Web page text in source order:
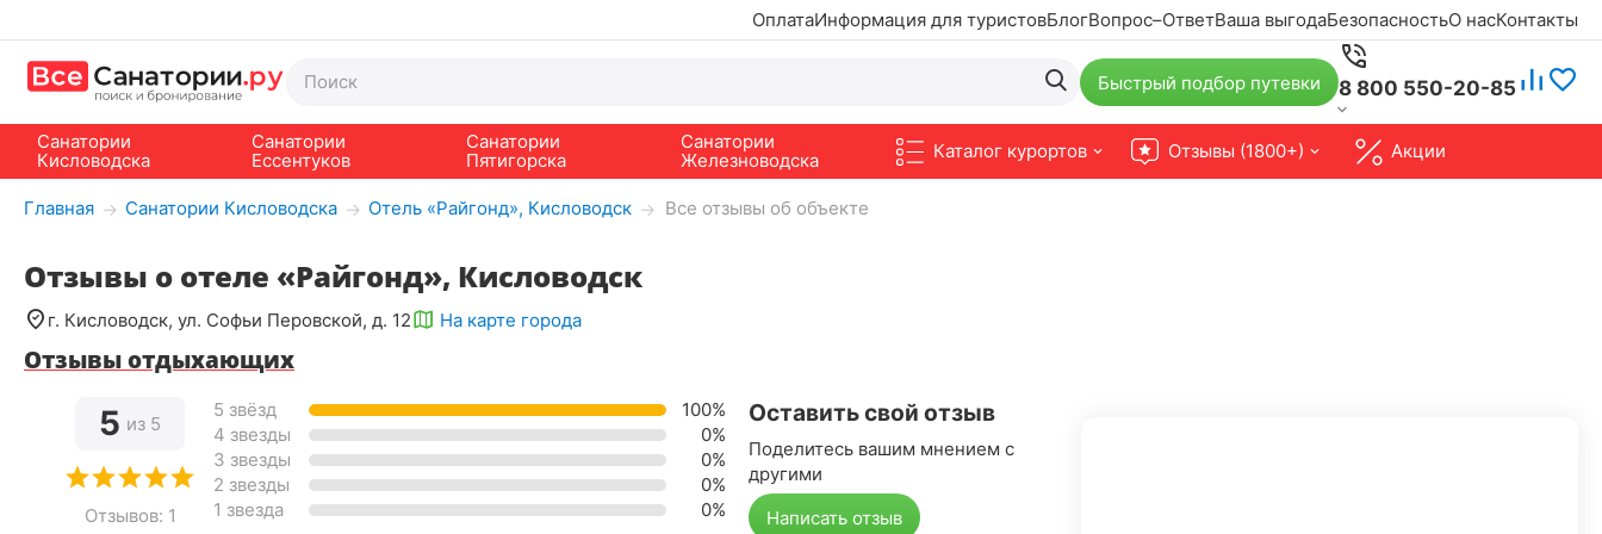
ОплатаИнформация для туристовБлогВопрос–ОтветВаша выгодаБезопасностьО насКонтакты
Быстрый подбор путевки 8 800 550-20-85
Санатории
Кисловодска
Санатории
Ессентуков
Санатории
Пятигорска
Санатории
Железноводска
Каталог курортов Отзывы (1800+) Акции
Главная → Санатории Кисловодска → Отель «Райгонд», Кисловодск → Все отзывы об объекте
Отзывы о отеле «Райгонд», Кисловодск
г. Кисловодск, ул. Софьи Перовской, д. 12 На карте города
Отзывы отдыхающих
Оставить свой отзыв
Поделитесь вашим мнением с
другими
Написать отзыв
5 из 5
Отзывов: 1
5 звёзд
100%
4 звезды
0%
3 звезды
0%
2 звезды
0%
1 звезда
0%